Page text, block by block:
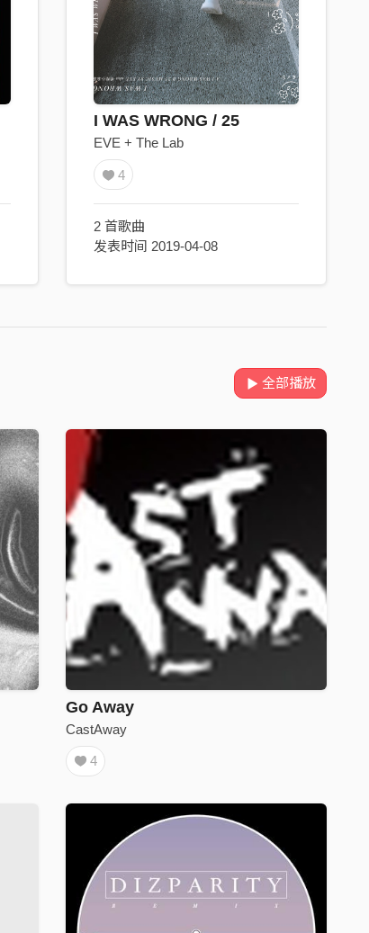
I WAS WRONG / 25
EVE + The Lab
4
2 首歌曲
发表时间 2019-04-08
全部播放
Go Away
CastAway
4